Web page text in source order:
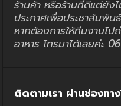
ร้านค้า หรือร้านที่ดีแต่ยัง
ประกาศเพื่อประชาสัมพัน
หากต้องการให้ทีมงานไ
อาหาร โทรมาได้เลยค่ะ
ติดตามเรา ผ่านช่องทา